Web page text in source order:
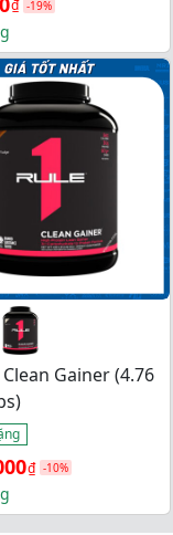
₫ -19%
Clean Gainer (4.76
₫ -10%